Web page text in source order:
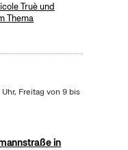
Truè und
Thema
Freitag von 9 bis
in